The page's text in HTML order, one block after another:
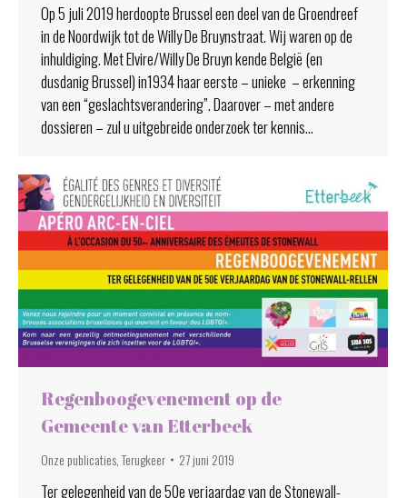
Op 5 juli 2019 herdoopte Brussel een deel van de Groendreef
in de Noordwijk tot de Willy De Bruynstraat. Wij waren op de
inhuldiging. Met Elvire/Willy De Bruyn kende België (en
dusdanig Brussel) in1934 haar eerste – unieke – erkenning
van een “geslachtsverandering”. Daarover – met andere
dossieren – zul u uitgebreide onderzoek ter kennis…
Regenboogevenement op de
Gemeente van Etterbeek
Onze publicaties,Terugkeer 27 juni 2019
Ter gelegenheid van de 50e verjaardag van de Stonewall-